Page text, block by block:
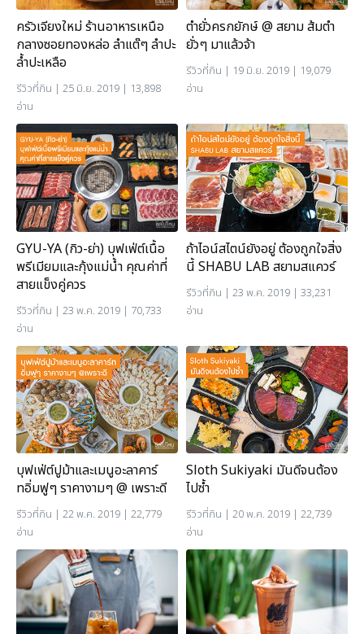
ครัวเจียงใหม่ ร้านอาหารเหนือ
กลางซอยทองหล่อ ลำแต๊ๆ ลำปะ
ล้ำปะเหลือ
รีวิวที่กิน | 25 มิ.ย. 2019 | 13,898
อ่าน
ตำยั่วครกยักษ์ @ สยาม ส้มตำ
ยั่วๆ มาแล้วจ้า
รีวิวที่กิน | 19 มิ.ย. 2019 | 19,079
อ่าน
GYU-YA (กิว-ย่า) บุฟเฟ่ต์เนื้อ
พรีเมียมและกุ้งแม่น้ำ คุณค่าที่
สายแข็งคู่ควร
รีวิวที่กิน | 23 พ.ค. 2019 | 70,733
อ่าน
ถ้าไอน์สไตน์ยังอยู่ ต้องถูกใจสิ่ง
นี้ SHABU LAB สยามสแควร์
รีวิวที่กิน | 23 พ.ค. 2019 | 33,231
อ่าน
บุฟเฟ่ต์ปูม้าและเมนูอะลาคาร์
ทอิ่มฟูๆ ราคางามๆ @ เพราะดี
รีวิวที่กิน | 22 พ.ค. 2019 | 22,779
อ่าน
Sloth Sukiyaki มันดีจนต้อง
ไปซ้ำ
รีวิวที่กิน | 20 พ.ค. 2019 | 22,739
อ่าน